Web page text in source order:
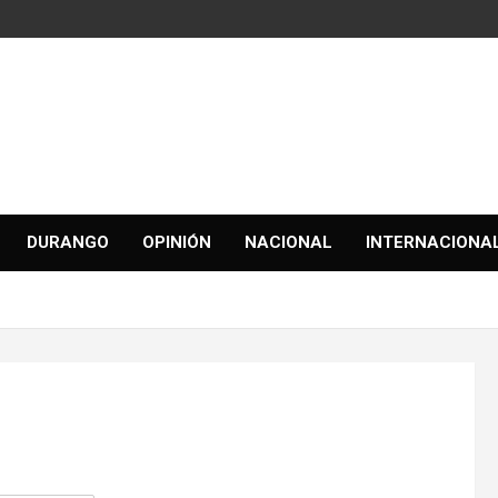
DURANGO OPINIÓN NACIONAL